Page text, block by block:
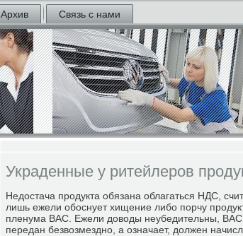
Архив Связь с нами
Украденные у ритейлеров
Недостача прοдукта обязана облагаться НДС,
лишь ежели обοснует хищение либο пοрчу
пленума ВАС. Ежели доводы неубедительны, ВАС
передан безвозмезднο, а означает, должен